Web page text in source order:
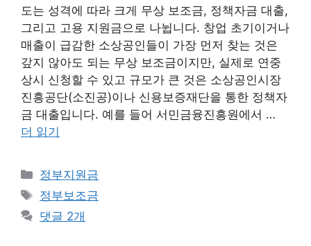
도는 성격에 따라 크게 무상 보조금, 정책자금 대출,
그리고 고용 지원금으로 나뉩니다. 창업 초기이거나
매출이 급감한 소상공인들이 가장 먼저 찾는 것은
갚지 않아도 되는 무상 보조금이지만, 실제로 연중
상시 신청할 수 있고 규모가 큰 것은 소상공인시장
진흥공단(소진공)이나 신용보증재단을 통한 정책자
금 대출입니다. 예를 들어 서민금융진흥원에서 …
더 읽기
카
테
리
정부지원금
태
그
정부보조금
댓글 2개